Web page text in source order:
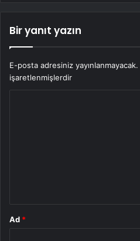
Bir yanıt yazın
E-posta adresiniz yayınlanmayacak.
işaretlenmişlerdir
Ad *